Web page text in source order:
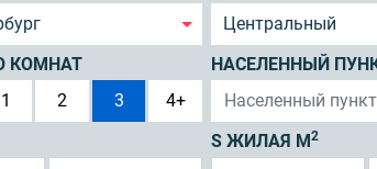
Центральный
КОМНАТ
1 2 3 4+
НАСЕЛЕННЫЙ
S ЖИЛАЯ М 2